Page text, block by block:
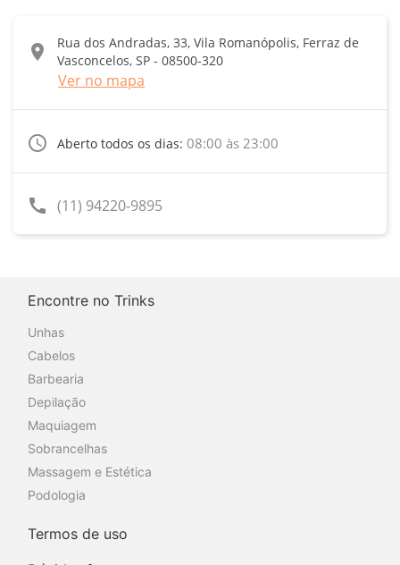
location_on
Rua dos Andradas, 33, Vila Romanópolis, Ferraz de
Vasconcelos, SP - 08500-320
Ver no mapa
access_time Aberto todos os dias: 08:00 às 23:00
call (11) 94220-9895
Encontre no Trinks
Unhas
Cabelos
Barbearia
Depilação
Maquiagem
Sobrancelhas
Massagem e Estética
Podologia
Termos de uso